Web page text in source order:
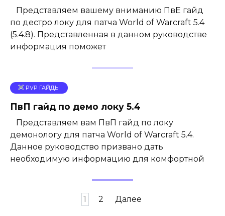
Представляем вашему вниманию ПвЕ гайд
по дестро локу для патча World of Warcraft 5.4
(5.4.8). Представленная в данном руководстве
информация поможет
PVP ГАЙДЫ
ПвП гайд по демо локу 5.4
Представляем вам ПвП гайд по локу
демонологу для патча World of Warcraft 5.4.
Данное руководство призвано дать
необходимую информацию для комфортной
1 2 Далее